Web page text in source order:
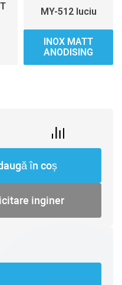
MY-512 luciu
INOX MATT
ANODISING
în coș
inginer